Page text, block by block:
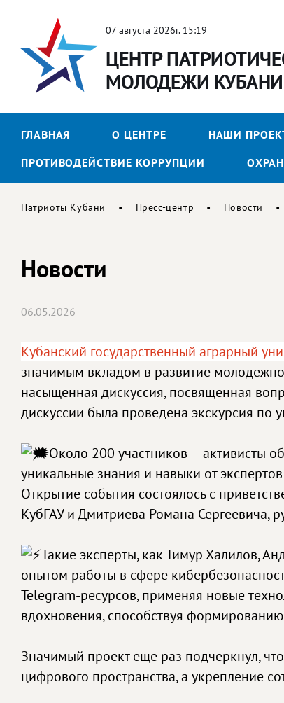
07 августа 2026г. 15:19
ЦЕНТР
МОЛОДЕЖИ КУБАНИ
ГЛАВНАЯ О ЦЕНТРЕ НАШИ
ПРОТИВОДЕЙСТВИЕ КОРРУПЦИИ
Патриоты Кубани Пресс-центр Новости
Новости
06.05.2026
Кубанский государственный аграрный
значимым вкладом в развитие
насыщенная дискуссия, посвященная
дискуссии была проведена экскурсия по
Около 200 участников — активисты
уникальные знания и навыки от
Открытие события состоялось с
КубГАУ и Дмитриева Романа Сергеевича,
Такие эксперты, как Тимур Халилов,
опытом работы в сфере
Telegram-ресурсов, применяя новые
вдохновения, способствуя
Значимый проект еще раз подчеркнул,
цифрового пространства, а укрепление